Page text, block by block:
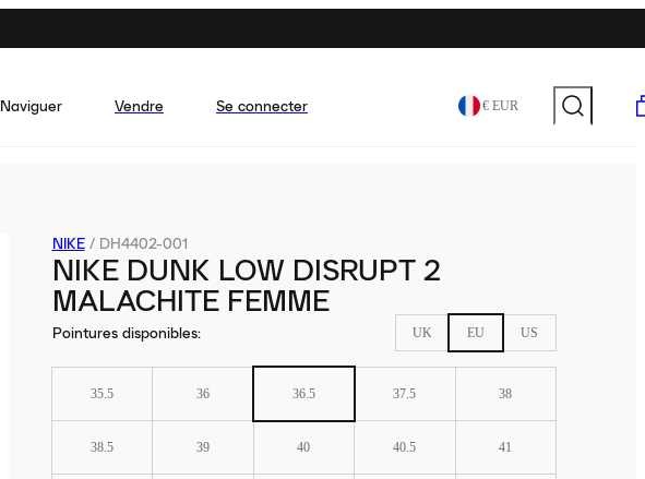
Naviguer Vendre Se connecter € EUR
NIKE / DH4402-001
NIKE DUNK LOW DISRUPT 2
MALACHITE FEMME
Pointures disponibles: UK EU US
35.5 36 36.5 37.5 38
38.5 39 40 40.5 41